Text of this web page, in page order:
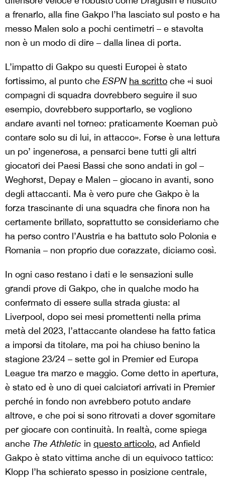
a frenarlo, alla fine Gakpo l’ha lasciato sul posto e ha
messo Malen solo a pochi centimetri – e stavolta
non è un modo di dire – dalla linea di porta.
L’impatto di Gakpo su questi Europei è stato
fortissimo, al punto che ESPN ha scritto che «i suoi
compagni di squadra dovrebbero seguire il suo
esempio, dovrebbero supportarlo, se vogliono
andare avanti nel torneo: praticamente Koeman può
contare solo su di lui, in attacco». Forse è una lettura
un po’ ingenerosa, a pensarci bene tutti gli altri
giocatori dei Paesi Bassi che sono andati in gol –
Weghorst, Depay e Malen – giocano in avanti, sono
degli attaccanti. Ma è vero pure che Gakpo è la
forza trascinante di una squadra che finora non ha
certamente brillato, soprattutto se consideriamo che
ha perso contro l’Austria e ha battuto solo Polonia e
Romania – non proprio due corazzate, diciamo così.
In ogni caso restano i dati e le sensazioni sulle
grandi prove di Gakpo, che in qualche modo ha
confermato di essere sulla strada giusta: al
Liverpool, dopo sei mesi promettenti nella prima
metà del 2023, l’attaccante olandese ha fatto fatica
a imporsi da titolare, ma poi ha chiuso benino la
stagione 23/24 – sette gol in Premier ed Europa
League tra marzo e maggio. Come detto in apertura,
è stato ed è uno di quei calciatori arrivati in Premier
perché in fondo non avrebbero potuto andare
altrove, e che poi si sono ritrovati a dover sgomitare
per giocare con continuità. In realtà, come spiega
anche The Athletic in questo articolo, ad Anfield
Gakpo è stato vittima anche di un equivoco tattico:
Klopp l’ha schierato spesso in posizione centrale,